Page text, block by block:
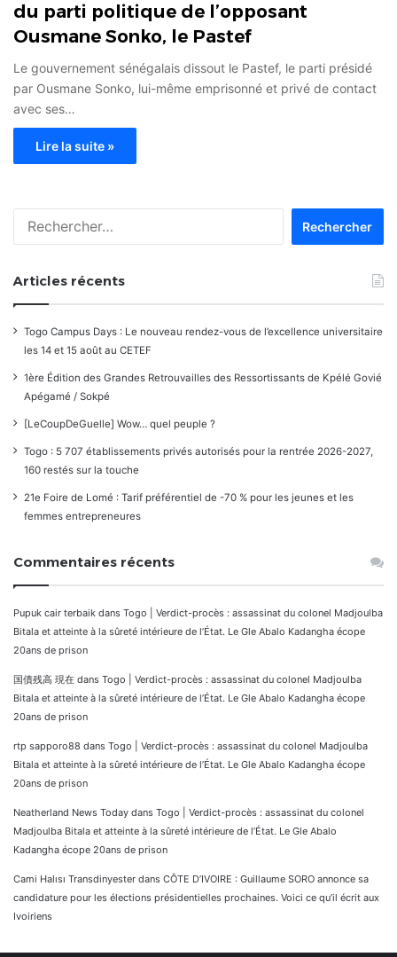
du parti politique de l’opposant
Ousmane Sonko, le Pastef
Le gouvernement sénégalais dissout le Pastef, le parti présidé
par Ousmane Sonko, lui-même emprisonné et privé de contact
avec ses…
Lire la suite »
Articles récents
Togo Campus Days : Le nouveau rendez-vous de l’excellence universitaire
les 14 et 15 août au CETEF
1ère Édition des Grandes Retrouvailles des Ressortissants de Kpélé Govié
Apégamé / Sokpé
[LeCoupDeGuelle] Wow… quel peuple ?
Togo : 5 707 établissements privés autorisés pour la rentrée 2026-2027,
160 restés sur la touche
21e Foire de Lomé : Tarif préférentiel de -70 % pour les jeunes et les
femmes entrepreneures
Commentaires récents
Pupuk cair terbaik dans Togo | Verdict-procès : assassinat du colonel Madjoulba
Bitala et atteinte à la sûreté intérieure de l’État. Le Gle Abalo Kadangha écope
20ans de prison
国債残高 現在 dans Togo | Verdict-procès : assassinat du colonel Madjoulba
Bitala et atteinte à la sûreté intérieure de l’État. Le Gle Abalo Kadangha écope
20ans de prison
rtp sapporo88 dans Togo | Verdict-procès : assassinat du colonel Madjoulba
Bitala et atteinte à la sûreté intérieure de l’État. Le Gle Abalo Kadangha écope
20ans de prison
Neatherland News Today dans Togo | Verdict-procès : assassinat du colonel
Madjoulba Bitala et atteinte à la sûreté intérieure de l’État. Le Gle Abalo
Kadangha écope 20ans de prison
Cami Halısı Transdinyester dans CÔTE D’IVOIRE : Guillaume SORO annonce sa
candidature pour les élections présidentielles prochaines. Voici ce qu’il écrit aux
Ivoiriens